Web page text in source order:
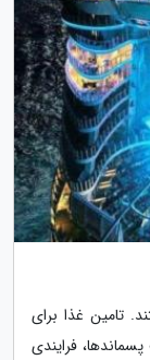
تامین غذا برای
فرایندی